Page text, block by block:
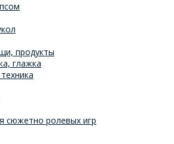
продукты
глажка
сюжетно ролевых игр